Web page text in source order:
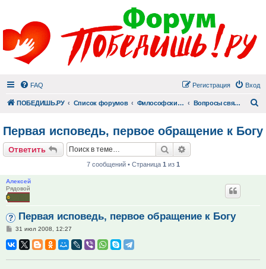
FAQ Вход
Регистрация
ПОБЕДИШЬ.РУ Список форумов Философский раздел Вопросы священнику
Первая исповедь, первое обращение к Богу
Ответить Поиск
7 сообщений • Страница 1 из 1
Алексей
Рядовой
Первая исповедь, первое обращение к Богу
Сообщение
31 июл 2008, 12:27